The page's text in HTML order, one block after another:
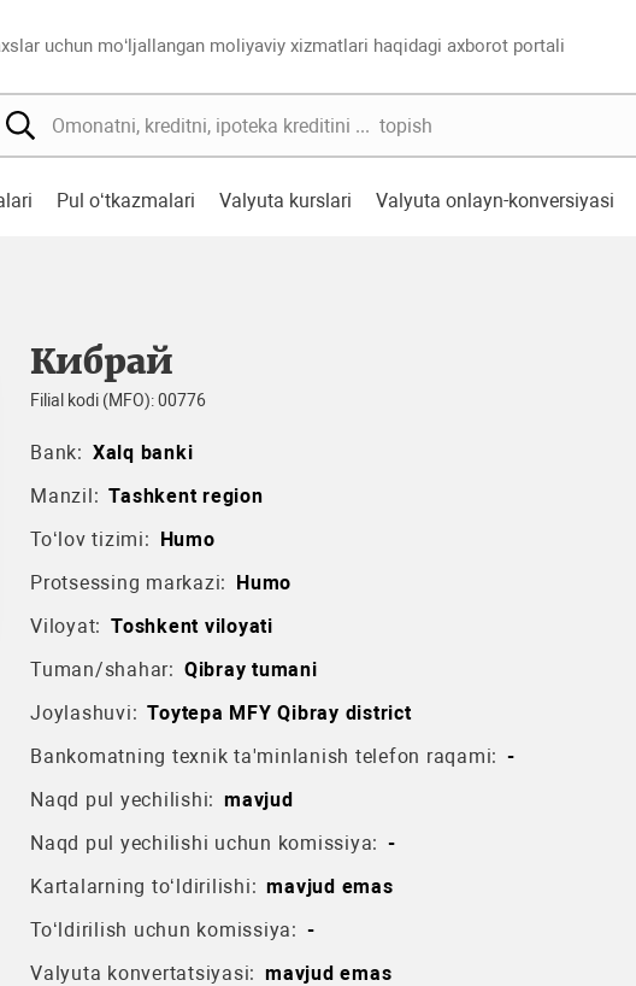
uchun mo‘ljallangan moliyaviy xizmatlari haqidagi axborot portali
Pul o‘tkazmalari Valyuta kurslari Valyuta onlayn-konversiyasi
Кибрай
Filial kodi (MFO): 00776
Bank: Xalq banki
Manzil: Tashkent region
To‘lov tizimi: Humo
Protsessing markazi: Humo
Viloyat: Toshkent viloyati
Tuman/shahar: Qibray tumani
Joylashuvi: Toytepa MFY Qibray district
Bankomatning texnik ta'minlanish telefon raqami: -
Naqd pul yechilishi: mavjud
Naqd pul yechilishi uchun komissiya: -
Kartalarning to‘ldirilishi: mavjud emas
To‘ldirilish uchun komissiya: -
Valyuta konvertatsiyasi: mavjud emas